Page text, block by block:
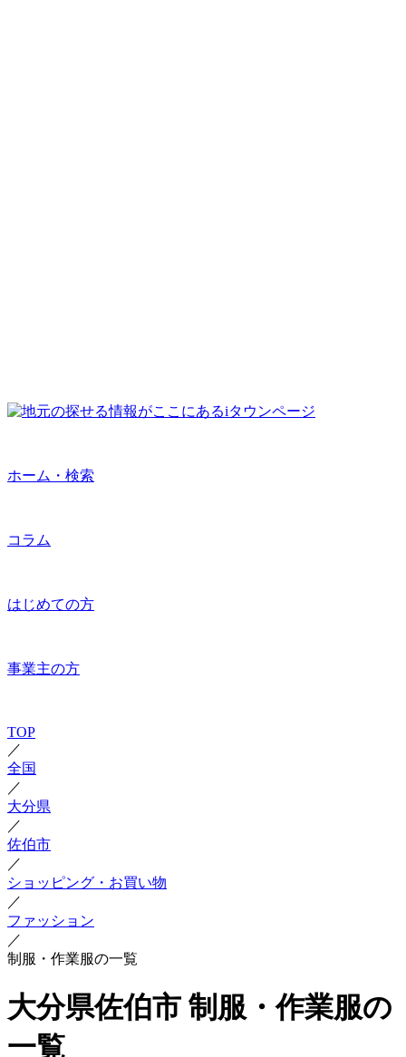
ホーム・検索
コラム
はじめての方
事業主の方
TOP
／
全国
／
大分県
／
佐伯市
／
ショッピング・お買い物
／
ファッション
／
制服・作業服の一覧
大分県佐伯市 制服・作業服の
一覧